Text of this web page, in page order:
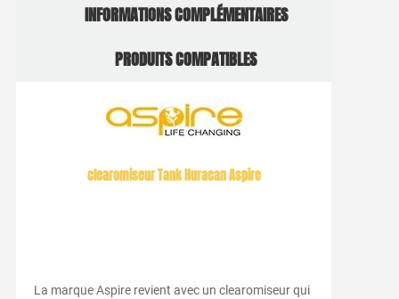
INFORMATIONS COMPLÉMENTAIRES
PRODUITS COMPATIBLES
clearomiseur Tank Huracan Aspire
La marque Aspire revient avec un clearomiseur qui